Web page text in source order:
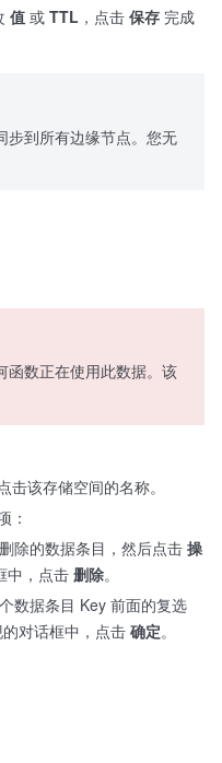
值 或 TTL ，点击 保存 完成
步到所有边缘节点。您无
函数正在使用此数据。该
该存储空间的名称。
：
除的数据条目，然后点击 操
中，点击 删除。
数据条目 Key 前面的复选
对话框中，点击确定。